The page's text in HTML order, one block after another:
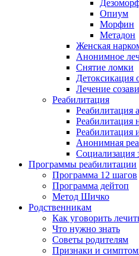
Опиум
Морфин
Метадон
Женская
Анонимное
Снятие ломки
Детоксикация
Лечение
Реабилитация
Реабилитация
Реабилитация
Реабилитация
Анонимная
Социализация
Программы реабилитации
Программа 12 шагов
Программа дейтоп
Метод Шичко
Родственникам
Как уговорить
Что нужно знать
Советы родителям
Признаки и